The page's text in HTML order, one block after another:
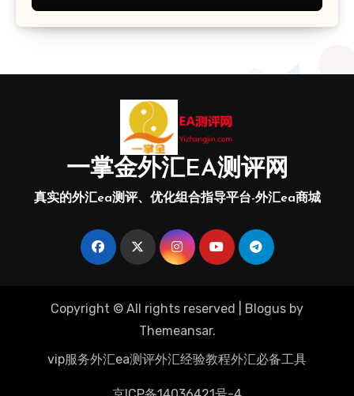
一掌金外汇EA测评网
真实的外汇ea测评、优化组合指导平台-外汇ea商城
Copyright © All rights reserved Blogus by
Themeansar.
vip服务外汇ea测评外汇经验教程外汇必备工具